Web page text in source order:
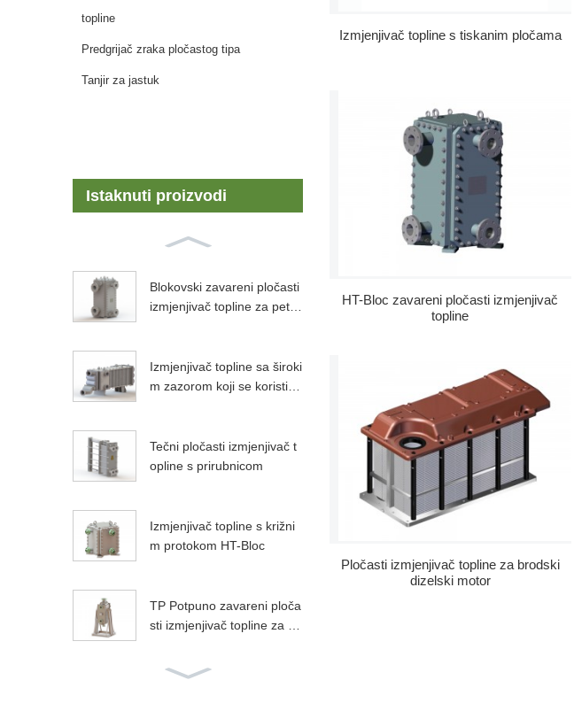
topline
Predgrijač zraka pločastog tipa
Tanjir za jastuk
Istaknuti proizvodi
Blokovski zavareni pločasti
izmjenjivač topline za petro
Izmjenjivač topline sa široki
m zazorom koji se koristi u
Tečni pločasti izmjenjivač t
opline s prirubnicom
Izmjenjivač topline s križni
m protokom HT-Bloc
TP Potpuno zavareni ploča
sti izmjenjivač topline za vis
Izmjenjivač topline s tiskanim pločama
HT-Bloc zavareni pločasti izmjenjivač
topline
Pločasti izmjenjivač topline za brodski
dizelski motor